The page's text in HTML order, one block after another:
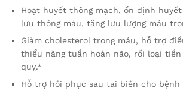
Hoạt huyết thông mạch, ổn định
lưu thông máu, tăng lưu lượng máu
Giảm cholesterol trong máu, hỗ trợ
thiểu năng tuần hoàn não, rối loại
quỵ.*
Hỗ trợ hồi phục sau tai biến cho